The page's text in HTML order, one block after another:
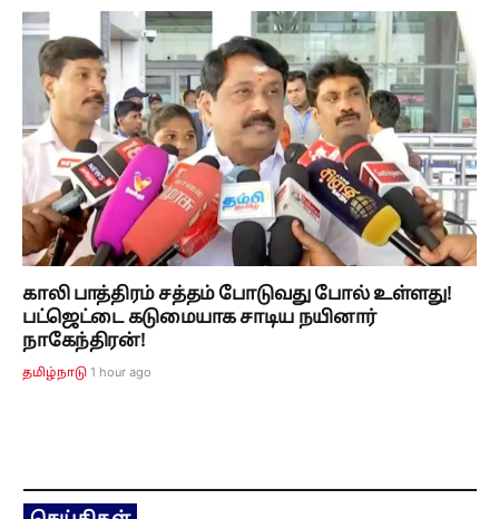
காலி பாத்திரம் சத்தம் போடுவது போல் உள்ளது!
பட்ஜெட்டை கடுமையாக சாடிய நயினார்
நாகேந்திரன்!
தமிழ்நாடு 1 hour ago